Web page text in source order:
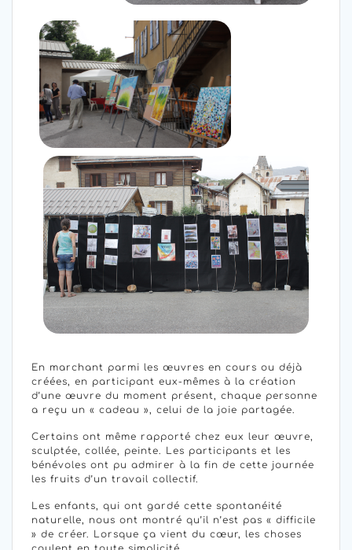
En marchant parmi les œuvres en cours ou déjà
créées, en participant eux-mêmes à la création
d’une œuvre du moment présent, chaque personne
a reçu un « cadeau », celui de la joie partagée.
Certains ont même rapporté chez eux leur œuvre,
sculptée, collée, peinte. Les participants et les
bénévoles ont pu admirer à la fin de cette journée
les fruits d’un travail collectif.
Les enfants, qui ont gardé cette spontanéité
naturelle, nous ont montré qu’il n’est pas « difficile
» de créer. Lorsque ça vient du cœur, les choses